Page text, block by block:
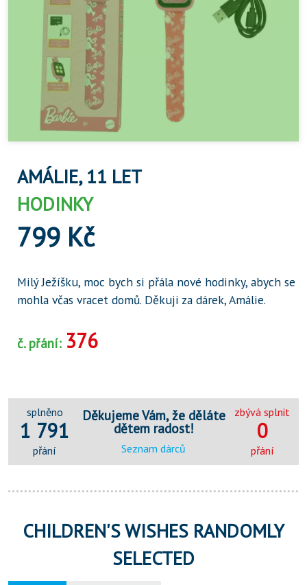
AMÁLIE, 11 LET
HODINKY
799 Kč
Milý Ježíšku, moc bych si přála nové hodinky, abych se
mohla včas vracet domů. Děkuji za dárek, Amálie.
č. přání: 376
splněno
1 791
přání
Děkujeme Vám, že děláte
dětem radost!
Seznam dárců
zbývá splnit
0
přání
CHILDREN'S WISHES RANDOMLY
SELECTED